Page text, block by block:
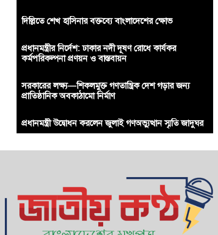
দিল্লিতে শেখ হাসিনার বক্তব্যে বাংলাদেশের ক্ষোভ
প্রধানমন্ত্রীর নির্দেশ: ঢাকার নদী দূষণ রোধে কার্যকর
কর্মপরিকল্পনা প্রণয়ন ও বাস্তবায়ন
সরকারের লক্ষ্য—শিকলমুক্ত গণতান্ত্রিক দেশ গড়ার জন্য
প্রাতিষ্ঠানিক অবকাঠামো নির্মাণ
প্রধানমন্ত্রী উদ্বোধন করলেন জুলাই গণঅভ্যুত্থান স্মৃতি জাদুঘর